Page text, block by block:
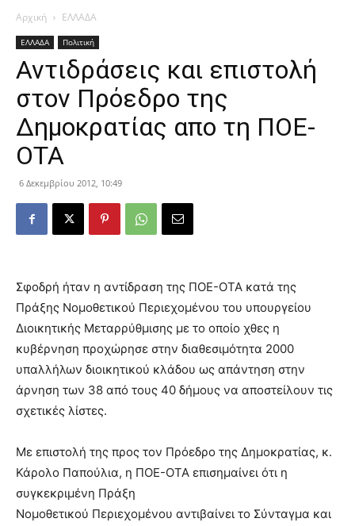
Αρχική ΕΛΛΑΔΑ
ΕΛΛΑΔΑ Πολιτική
Αντιδράσεις και επιστολή
στον Πρόεδρο της
Δημοκρατίας απο τη ΠΟΕ-
ΟΤΑ
6 Δεκεμβρίου 2012, 10:49
Σφοδρή ήταν η αντίδραση της ΠΟΕ-ΟΤΑ κατά της
Πράξης Νομοθετικού Περιεχομένου του υπουργείου
Διοικητικής Μεταρρύθμισης με το οποίο χθες η
κυβέρνηση προχώρησε στην διαθεσιμότητα 2000
υπαλλήλων διοικητικού κλάδου ως απάντηση στην
άρνηση των 38 από τους 40 δήμους να αποστείλουν τις
σχετικές λίστες.
Με επιστολή της προς τον Πρόεδρο της Δημοκρατίας, κ.
Κάρολο Παπούλια, η ΠΟΕ-ΟΤΑ επισημαίνει ότι η
συγκεκριμένη Πράξη
Νομοθετικού Περιεχομένου αντιβαίνει το Σύνταγμα και